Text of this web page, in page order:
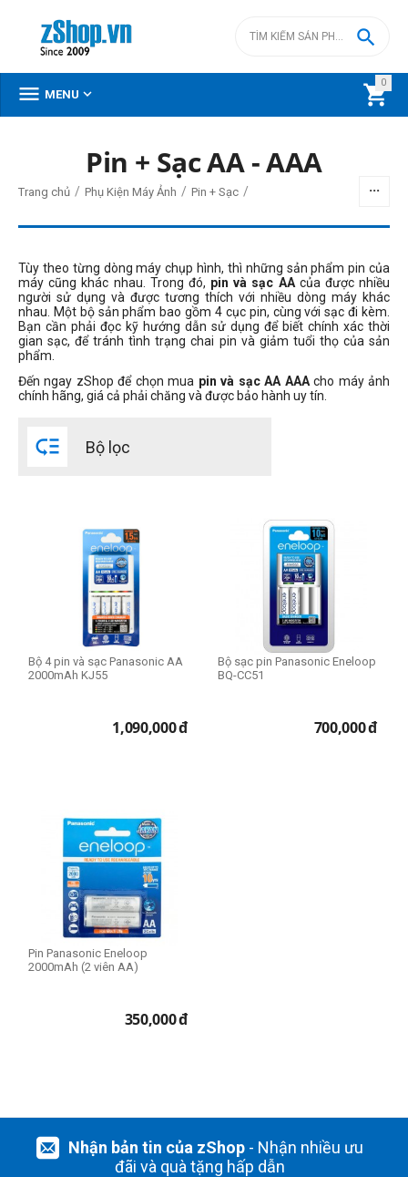
0


 MENU 
350000đ 1090000đ
Pin + Sạc AA - AAA
Trang chủ / Phụ Kiện Máy Ảnh / Pin + Sạc /
Tùy theo từng dòng máy chụp hình, thì những sản phẩm pin của
máy cũng khác nhau. Trong đó, pin và sạc AAcủa được nhiều
người sử dụng và được tương thích với nhiều dòng máy khác
nhau. Một bộ sản phẩm bao gồm 4 cục pin, cùng với sạc đi kèm.
Bạn cần phải đọc kỹ hướng dẫn sử dụng để biết chính xác thời
gian sạc, để tránh tình trạng chai pin và giảm tuổi thọ của sản
phẩm.
Đến ngay zShop để chọn mua pin và sạc AA AAAcho máy ảnh
chính hãng, giá cả phải chăng và được bảo hành uy tín.
 Bộ lọc
Bộ 4 pin và sạc Panasonic AA
2000mAh KJ55
1,090,000đ
Bộ sạc pin Panasonic Eneloop
BQ-CC51
700,000đ
Pin Panasonic Eneloop
2000mAh (2 viên AA)
350,000đ
Nhận bản tin của zShop- Nhận nhiều ưu
đãi và quà tặng hấp dẫn